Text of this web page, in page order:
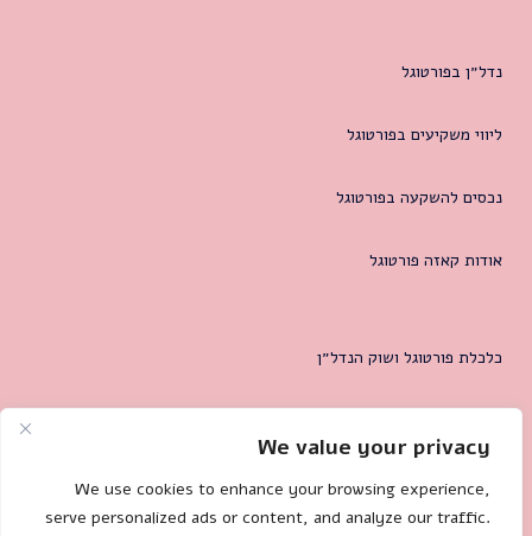
We value your privacy
We use cookies to enhance your browsing experience,
serve personalized ads or content, and analyze our traffic.
נדל״ן בפורטוגל
ליווי משקיעים בפורטוגל
נכסים להשקעה בפורטוגל
אודות קאזה פורטוגל
כלכלת פורטוגל ושוק הנדל״ן
צרו קשר